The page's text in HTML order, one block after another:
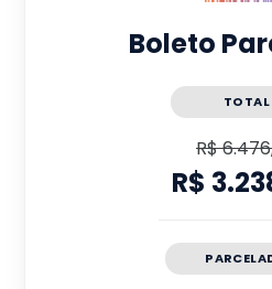
Boleto
TOTAL
R$
R$